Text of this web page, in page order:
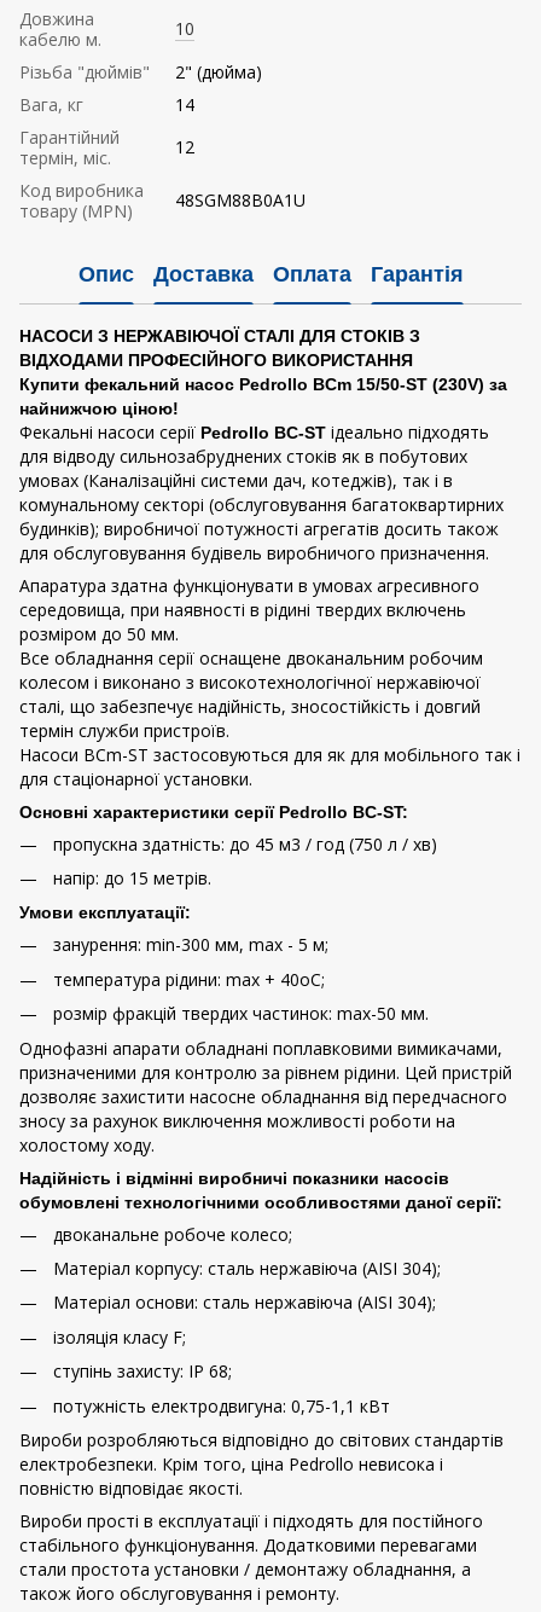
Довжина
кабелю м.
10
Різьба "дюймів"
2" (дюйма)
Вага, кг
14
Гарантійний
термін, міс.
12
Код виробника
товару (MPN)
48SGM88B0A1U
Опис Доставка Оплата Гарантія
НАСОСИ З НЕРЖАВІЮЧОЇ СТАЛІ ДЛЯ СТОКІВ З
ВІДХОДАМИ ПРОФЕСІЙНОГО ВИКОРИСТАННЯ
Купити фекальний насос Pedrollo BCm 15/50-ST (230V) за
найнижчою ціною!
Фекальні насоси серії Pedrollo BC-ST ідеально підходять
для відводу сильнозабруднених стоків як в побутових
умовах (Каналізаційні системи дач, котеджів), так і в
комунальному секторі (обслуговування багатоквартирних
будинків); виробничої потужності агрегатів досить також
для обслуговування будівель виробничого призначення.
Апаратура здатна функціонувати в умовах агресивного
середовища, при наявності в рідині твердих включень
розміром до 50 мм.
Все обладнання серії оснащене двоканальним робочим
колесом і виконано з високотехнологічної нержавіючої
сталі, що забезпечує надійність, зносостійкість і довгий
термін служби пристроїв.
Насоси BCm-ST застосовуються для як для мобільного так і
для стаціонарної установки.
Основні характеристики серії Pedrollo BC-ST:
пропускна здатність: до 45 м3 / год (750 л / хв)
напір: до 15 метрів.
Умови експлуатації:
занурення: min-300 мм, max - 5 м;
температура рідини: max + 40оС;
розмір фракцій твердих частинок: max-50 мм.
Однофазні апарати обладнані поплавковими вимикачами,
призначеними для контролю за рівнем рідини. Цей пристрій
дозволяє захистити насосне обладнання від передчасного
зносу за рахунок виключення можливості роботи на
холостому ходу.
Надійність і відмінні виробничі показники насосів
обумовлені технологічними особливостями даної серії:
двоканальне робоче колесо;
Матеріал корпусу: сталь нержавіюча (AISI 304);
Матеріал основи: сталь нержавіюча (AISI 304);
ізоляція класу F;
ступінь захисту: IP 68;
потужність електродвигуна: 0,75-1,1 кВт
Вироби розробляються відповідно до світових стандартів
електробезпеки. Крім того, ціна Pedrollo невисока і
повністю відповідає якості.
Вироби прості в експлуатації і підходять для постійного
стабільного функціонування. Додатковими перевагами
стали простота установки / демонтажу обладнання, а
також його обслуговування і ремонту.